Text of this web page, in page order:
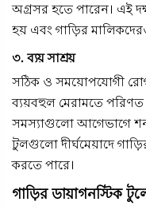
অগ্রসর হতে পারেন। এই
হয় এবং গাড়ির
৩. ব্যয় সাশ্রয়
সঠিক ও সময়োপযোগী
ব্যয়বহুল মেরামতে
সমস্যাগুলো আগেভাগে
টুলগুলো দীর্ঘমেয়াদে
করতে পারে।
গাড়ির ডায়াগনস্টিক